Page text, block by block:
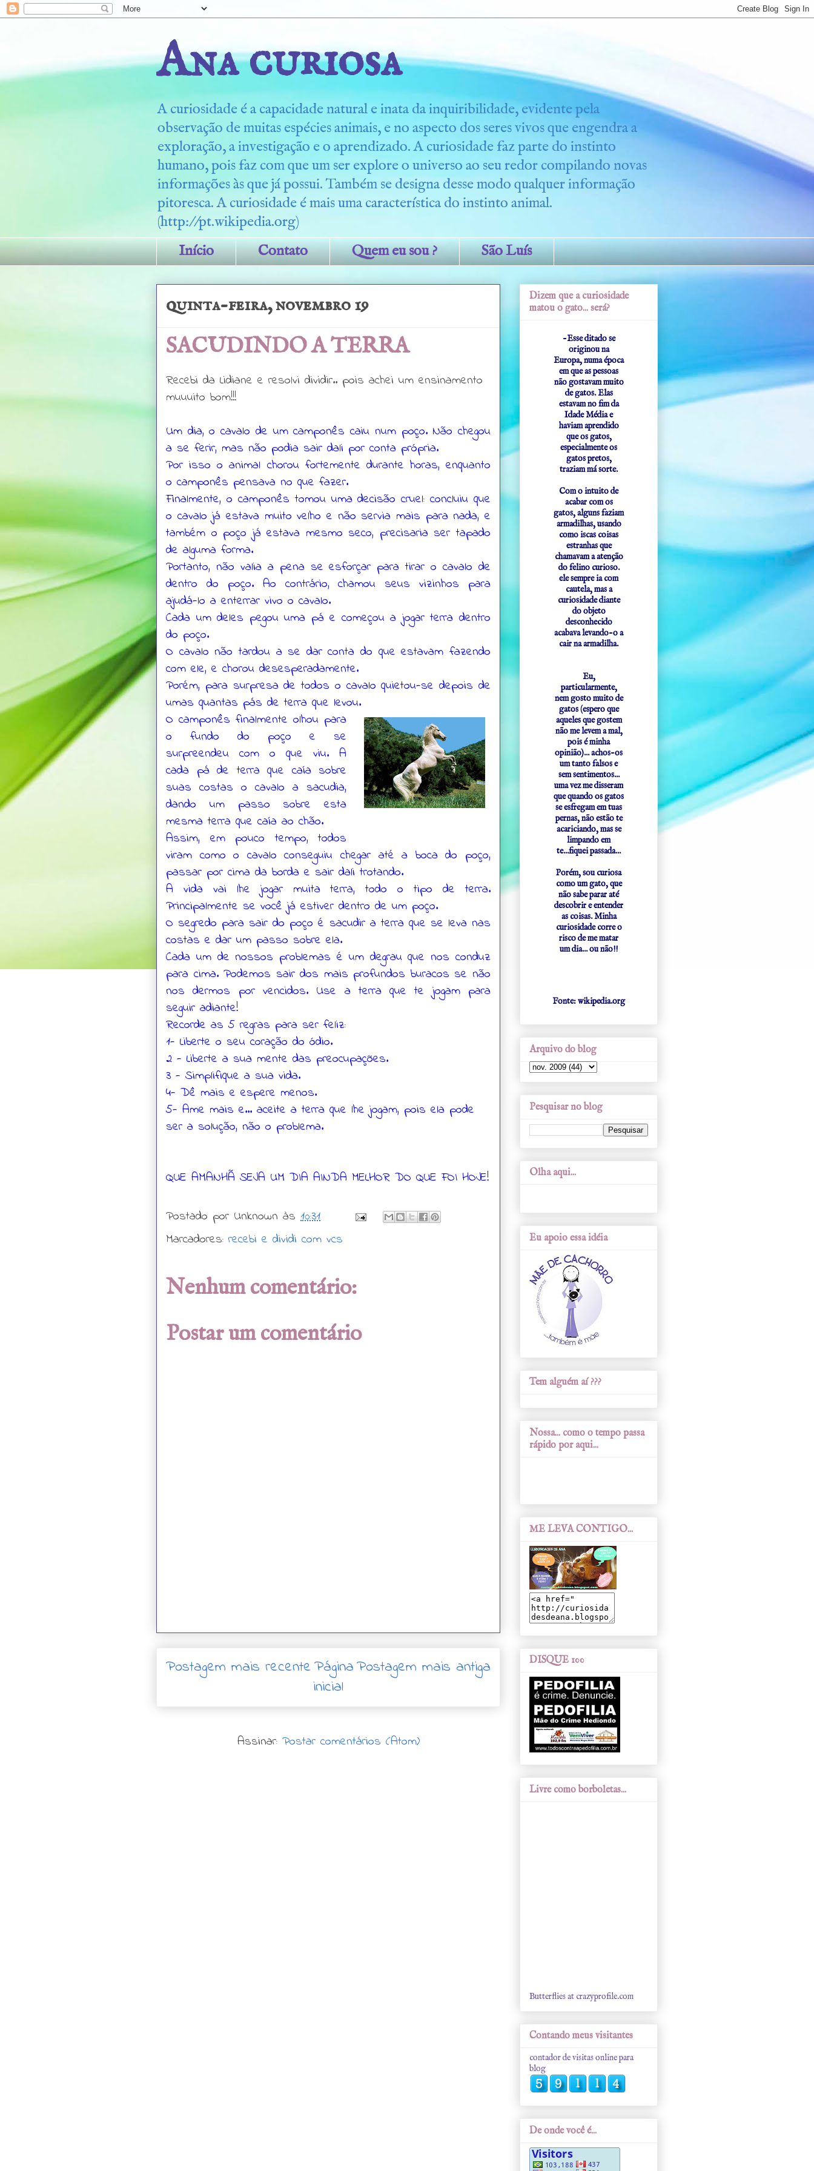
Ana curiosa
A curiosidade é a capacidade natural e inata da inquiribilidade, evidente pela
observação de muitas espécies animais, e no aspecto dos seres vivos que engendra a
exploração, a investigação e o aprendizado. A curiosidade faz parte do instinto
humano, pois faz com que um ser explore o universo ao seu redor compilando novas
informações às que já possui. Também se designa desse modo qualquer informação
pitoresca. A curiosidade é mais uma característica do instinto animal.
(http://pt.wikipedia.org)
Início
Contato Quem eu sou ? São Luís
quinta-feira, novembro 19
SACUDINDO A TERRA
Recebi da Lidiane e resolvi dividir.. pois achei um ensinamento
muuuito bom!!!
Um dia, o cavalo de um camponês caiu num poço. Não chegou
a se ferir, mas não podia sair dali por conta própria.
Por isso o animal chorou fortemente durante horas, enquanto
o camponês pensava no que fazer.
Finalmente, o camponês tomou uma decisão cruel: concluiu que
o cavalo já estava muito velho e não servia mais para nada, e
também o poço já estava mesmo seco, precisaria ser tapado
de alguma forma.
Portanto, não valia a pena se esforçar para tirar o cavalo de
dentro do poço. Ao contrário, chamou seus vizinhos para
ajudá-lo a enterrar vivo o cavalo.
Cada um deles pegou uma pá e começou a jogar terra dentro
do poço.
O cavalo não tardou a se dar conta do que estavam fazendo
com ele, e chorou desesperadamente.
Porém, para surpresa de todos o cavalo quietou-se depois de
umas quantas pás de terra que levou.
O camponês finalmente olhou para
o fundo do poço e se
surpreendeu com o que viu. A
cada pá de terra que caía sobre
suas costas o cavalo a sacudia,
dando um passo sobre esta
mesma terra que caía ao chão.
Assim, em pouco tempo, todos
viram como o cavalo conseguiu chegar até a boca do poço,
passar por cima da borda e sair dali trotando.
A vida vai lhe jogar muita terra, todo o tipo de terra.
Principalmente se você já estiver dentro de um poço.
O segredo para sair do poço é sacudir a terra que se leva nas
costas e dar um passo sobre ela.
Cada um de nossos problemas é um degrau que nos conduz
para cima. Podemos sair dos mais profundos buracos se não
nos dermos por vencidos. Use a terra que te jogam para
seguir adiante!
Recorde as 5 regras para ser feliz:
1- Liberte o seu coração do ódio.
2 - Liberte a sua mente das preocupações.
3 - Simplifique a sua vida.
4- Dê mais e espere menos.
5- Ame mais e... aceite a terra que lhe jogam, pois ela pode
ser a solução, não o problema.
QUE AMANHÃ SEJA UM DIA AINDA MELHOR DO QUE FOI HOJE!
Postado por Unknown às 10:31
Marcadores: recebi e dividi com vcs
Nenhum comentário:
Postar um comentário
Postagem mais recente Postagem mais antiga
Página
inicial
Assinar: Postar comentários (Atom)
Dizem que a curiosidade
matou o gato... será?
-Esse ditado se
originou na
Europa, numa época
em que as pessoas
não gostavam muito
de gatos. Elas
estavam no fim da
Idade Média e
haviam aprendido
que os gatos,
especialmente os
gatos pretos,
traziam má sorte.
Com o intuito de
acabar com os
gatos, alguns faziam
armadilhas, usando
como iscas coisas
estranhas que
chamavam a atenção
do felino curioso.
ele sempre ia com
cautela, mas a
curiosidade diante
do objeto
desconhecido
acabava levando-o a
cair na armadilha.
Eu,
particularmente,
nem gosto muito de
gatos (espero que
aqueles que gostem
não me levem a mal,
pois é minha
opinião)... achos-os
um tanto falsos e
sem sentimentos...
uma vez me disseram
que quando os gatos
se esfregam em tuas
pernas, não estão te
acariciando, mas se
limpando em
te...fiquei passada...
Porém, sou curiosa
como um gato, que
não sabe parar até
descobrir e entender
as coisas. Minha
curiosidade corre o
risco de me matar
um dia... ou não!!
Fonte: wikipedia.org
Arquivo do blog
Pesquisar no blog
Olha aqui...
Eu apoio essa idéia
Tem alguém aí ???
Nossa... como o tempo passa
rápido por aqui...
ME LEVA CONTIGO...
DISQUE 100
Livre como borboletas...
Butterflies at crazyprofile.com
Contando meus visitantes
contador de visitas online para
blog
De onde você é...